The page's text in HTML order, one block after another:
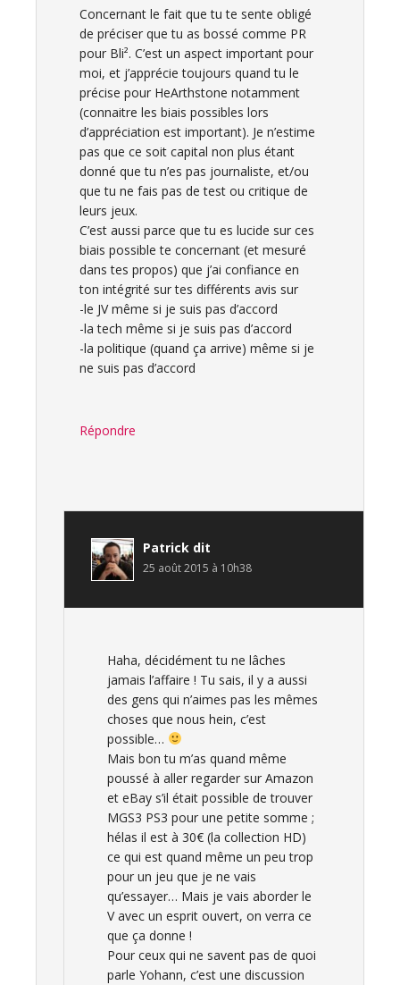
Concernant le fait que tu te sente obligé
de préciser que tu as bossé comme PR
pour Bli². C’est un aspect important pour
moi, et j’apprécie toujours quand tu le
précise pour HeArthstone notamment
(connaitre les biais possibles lors
d’appréciation est important). Je n’estime
pas que ce soit capital non plus étant
donné que tu n’es pas journaliste, et/ou
que tu ne fais pas de test ou critique de
leurs jeux.
C’est aussi parce que tu es lucide sur ces
biais possible te concernant (et mesuré
dans tes propos) que j’ai confiance en
ton intégrité sur tes différents avis sur
-le JV même si je suis pas d’accord
-la tech même si je suis pas d’accord
-la politique (quand ça arrive) même si je
ne suis pas d’accord
Répondre
Patrick dit
25 août 2015 à 10h38
Haha, décidément tu ne lâches
jamais l’affaire ! Tu sais, il y a aussi
des gens qui n’aimes pas les mêmes
choses que nous hein, c’est
possible…
Mais bon tu m’as quand même
poussé à aller regarder sur Amazon
et eBay s’il était possible de trouver
MGS3 PS3 pour une petite somme ;
hélas il est à 30€ (la collection HD)
ce qui est quand même un peu trop
pour un jeu que je ne vais
qu’essayer… Mais je vais aborder le
V avec un esprit ouvert, on verra ce
que ça donne !
Pour ceux qui ne savent pas de quoi
parle Yohann, c’est une discussion